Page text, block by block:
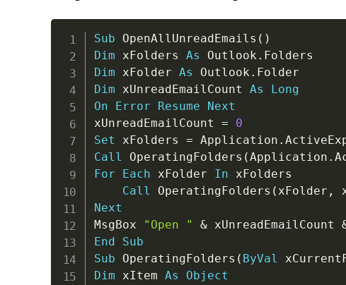
Sub OpenAllUnreadEmails ( )
Dim xFolders As Outlook .
Dim xFolder As Outlook .
Dim xUnreadEmailCount As
Long
On
Error Resume
Next
xUnreadEmailCount =
0
Set xFolders = Application .
Call OperatingFolders (Application .
For
Each xFolder In xFolders
Call OperatingFolders ( xFolder ,
Next
MsgBox
"Open " & xUnreadEmailCount
End
Sub
Sub OperatingFolders ( ByVal
Dim xItem As
Object